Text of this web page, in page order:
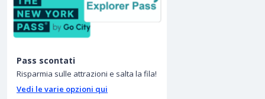
Pass scontati
Risparmia sulle attrazioni e salta la fila!
Vedi le varie opzioni qui